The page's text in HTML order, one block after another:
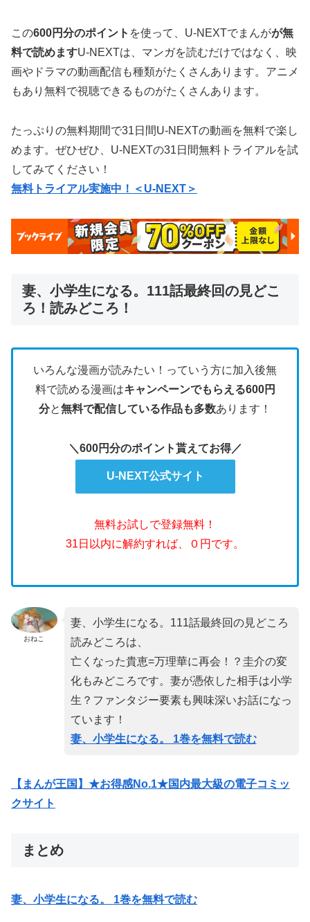
この600円分のポイント を使って、U-NEXTでまんがが無
料で読めますU-NEXTは、マンガを読むだけではなく、映
画やドラマの動画配信も種類がたくさんあります。アニメ
もあり無料で視聴できるものがたくさんあります。
たっぷりの無料期間で31日間U-NEXTの動画を無料で楽し
めます。ぜひぜひ、U-NEXTの31日間無料トライアルを試
してみてください！
無料トライアル実施中！＜U-NEXT＞
妻、小学生になる。111話最終回の見どこ
ろ！読みどころ！
いろんな漫画が読みたい！っていう方に加入後無
料で読める漫画はキャンペーンでもらえる600円
分と無料で配信している作品も多数あります！
＼600円分のポイント貰えてお得／
U-NEXT公式サイト
無料お試しで登録無料！
31日以内に解約すれば、０円です。
おねこ
妻、小学生になる。111話最終回の見どころ
読みどころは、
亡くなった貴恵=万理華に再会！？圭介の変
化もみどころです。妻が憑依した相手は小学
生？ファンタジー要素も興味深いお話になっ
ています！
妻、小学生になる。 1巻を無料で読む
【まんが王国】★お得感No.1★国内最大級の電子コミッ
クサイト
まとめ
妻、小学生になる。 1巻を無料で読む